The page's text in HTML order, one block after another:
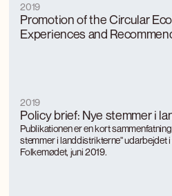
Promotion of the Circular
Experiences and
2019
Policy brief: Nye stemmer i
2019
Publikationen er en kort
stemmer i landdistrikterne" udarbejdet
Folkemødet, juni 2019.